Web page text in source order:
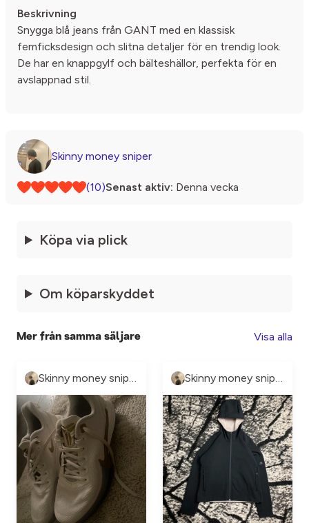
Beskrivning
Snygga blå jeans från GANT med en klassisk
femficksdesign och slitna detaljer för en trendig look.
De har en knappgylf och bälteshällor, perfekta för en
avslappnad stil.
Skinny money sniper
(10)Senast aktiv: Denna vecka
Köpa via plick
Om köparskyddet
Mer från samma säljare Visa alla
Skinny money sniper Skinny money sniper